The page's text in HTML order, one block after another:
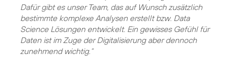
Dafür gibt es unser Team, das auf Wunsch zusätzlich
bestimmte komplexe Analysen erstellt bzw. Data
Science Lösungen entwickelt. Ein gewisses Gefühl für
Daten ist im Zuge der Digitalisierung aber dennoch
zunehmend wichtig.“